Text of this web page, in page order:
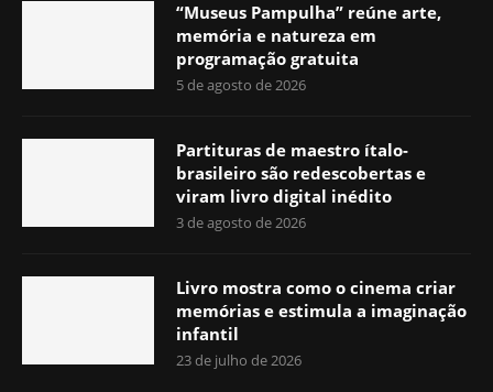
“Museus Pampulha” reúne arte,
memória e natureza em
programação gratuita
5 de agosto de 2026
Partituras de maestro ítalo-
brasileiro são redescobertas e
viram livro digital inédito
3 de agosto de 2026
Livro mostra como o cinema criar
memórias e estimula a imaginação
infantil
23 de julho de 2026